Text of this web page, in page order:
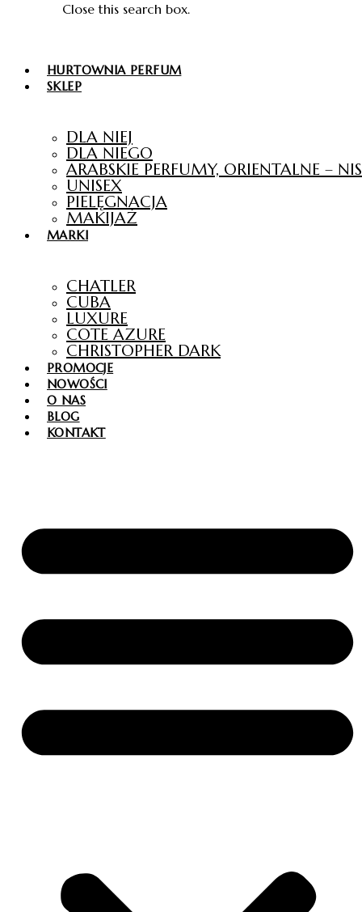
HURTOWNIA PERFUM
SKLEP
DLA NIEJ
DLA NIEGO
ARABSKIE PERFUMY, ORIENTALNE –
UNISEX
PIELĘGNACJA
MAKIJAŻ
MARKI
CHATLER
CUBA
LUXURE
COTE AZURE
CHRISTOPHER DARK
PROMOCJE
NOWOŚCI
O NAS
BLOG
KONTAKT
Close this search box.